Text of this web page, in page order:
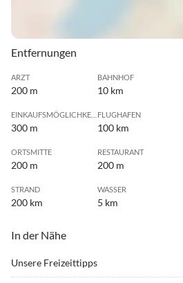
Entfernungen
ARZT
200 m
BAHNHOF
10 km
300 m
FLUGHAFEN
100 km
ORTSMITTE
200 m
RESTAURANT
200 m
STRAND
200 km
WASSER
5 km
In der Nähe
Unsere Freizeittipps